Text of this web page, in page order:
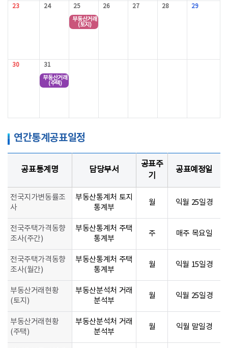
23 24
25
부동산거래
(토지)
26 27 28 29
30
31
부동산거래
(주택)
연간통계공표일정
공표통계명 담당부서
공표주
기
공표예정일
전국지가변동률조
사
부동산통계처 토지
통계부
월 익월 25일경
전국주택가격동향
조사(주간)
부동산통계처 주택
통계부
주 매주 목요일
전국주택가격동향
조사(월간)
부동산통계처 주택
통계부
월 익월 15일경
부동산거래현황
(토지)
부동산분석처 거래
분석부
월 익월 25일경
부동산거래현황
(주택)
부동산분석처 거래
분석부
월 익월 말일경